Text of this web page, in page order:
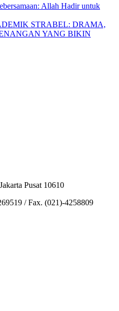
Allah Hadir untuk
STRABEL: DRAMA,
YANG BIKIN
Pusat 10610
/ Fax. (021)-4258809